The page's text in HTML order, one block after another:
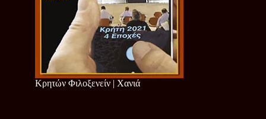
Κρητών Φιλοξενείν | Χανιά